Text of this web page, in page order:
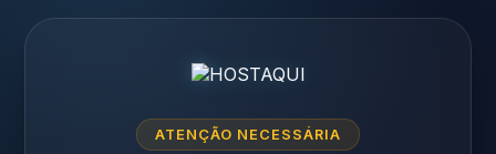
ATENÇÃO NECESSÁRIA